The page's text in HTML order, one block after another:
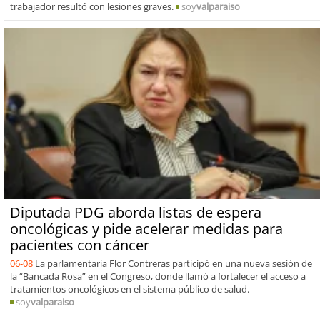
trabajador resultó con lesiones graves. soyvalparaiso
Diputada PDG aborda listas de espera
oncológicas y pide acelerar medidas para
pacientes con cáncer
06-08 La parlamentaria Flor Contreras participó en una nueva sesión de
la “Bancada Rosa” en el Congreso, donde llamó a fortalecer el acceso a
tratamientos oncológicos en el sistema público de salud.
soyvalparaiso